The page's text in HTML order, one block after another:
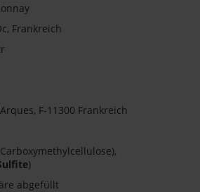
Frankreich
F-11300 Frankreich
)
abgefüllt